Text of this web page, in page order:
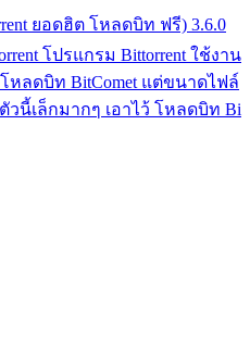
ยอดฮิต โหลดบิท ฟรี) 3.6.0
โปรแกรม Bittorrent ใช้งาน
หลดบิท BitComet แต่ขนาดไฟล์
วนี้เล็กมากๆ เอาไว้ โหลดบิท Bi